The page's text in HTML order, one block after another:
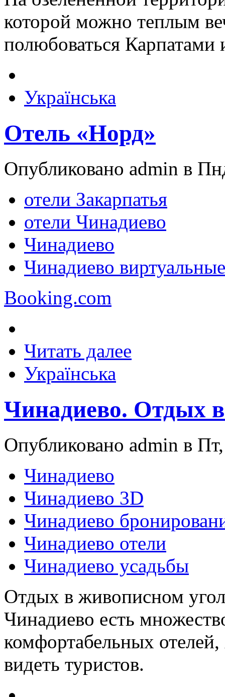
которой можно теплым
полюбоваться
Українська
Отель «Норд»
Опубликовано admin в
отели Закарпатья
отели Чинадиево
Чинадиево
Чинадиево
Booking.com
Читать далее
Українська
Чинадиево. Отдых
Опубликовано admin в
Чинадиево
Чинадиево 3D
Чинадиево
Чинадиево отели
Чинадиево усадьбы
Отдых в живописном
Чинадиево есть
комфортабельных отелей,
видеть туристов.